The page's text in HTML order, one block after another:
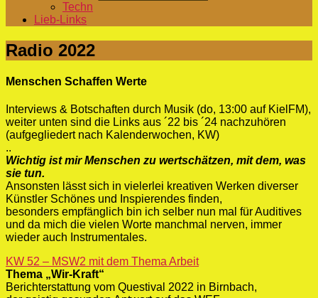
Techn
Lieb-Links
Radio 2022
Menschen Schaffen Werte
Interviews & Botschaften durch Musik (do, 13:00 auf KielFM),
weiter unten sind die Links aus ´22 bis ´24 nachzuhören
(aufgegliedert nach Kalenderwochen, KW)
..
Wichtig ist mir Menschen zu wertschätzen, mit dem, was
sie tun.
Ansonsten lässt sich in vielerlei kreativen Werken diverser
Künstler Schönes und Inspierendes finden,
besonders empfänglich bin ich selber nun mal für Auditives
und da mich die vielen Worte manchmal nerven, immer
wieder auch Instrumentales.
KW 52 – MSW2 mit dem Thema Arbeit
Thema „Wir-Kraft“
Berichterstattung vom Questival 2022 in Birnbach,